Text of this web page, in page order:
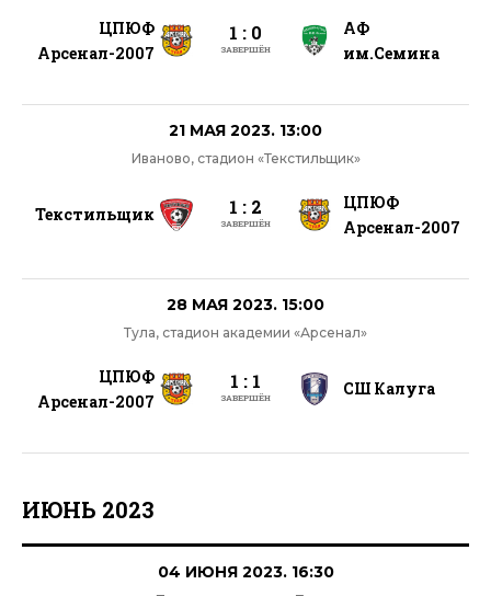
ЦПЮФ
Арсенал-2007
1 : 0
ЗАВЕРШЁН
АФ
им.Семина
21 МАЯ 2023. 13:00
Иваново, стадион «Текстильщик»
Текстильщик 1 : 2
ЗАВЕРШЁН
ЦПЮФ
Арсенал-2007
28 МАЯ 2023. 15:00
Тула, стадион академии «Арсенал»
ЦПЮФ
Арсенал-2007
1 : 1
ЗАВЕРШЁН СШ Калуга
ИЮНЬ 2023
04 ИЮНЯ 2023. 16:30